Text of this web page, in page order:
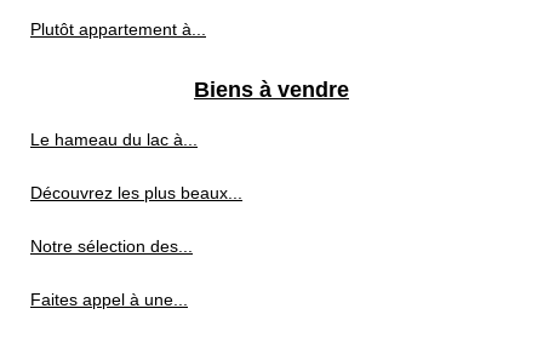
Plutôt appartement à...
Biens à vendre
Le hameau du lac à...
Découvrez les plus beaux...
Notre sélection des...
Faites appel à une...